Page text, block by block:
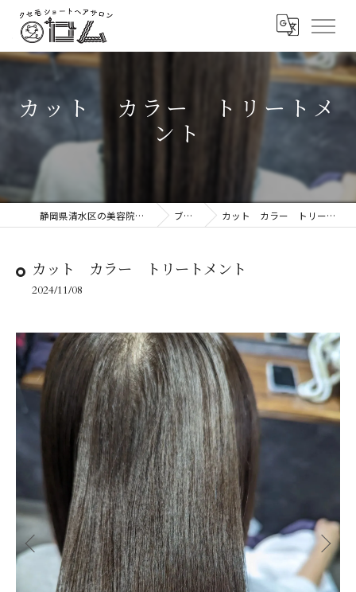
カット カラー トリートメ
ント
静岡県清水区の美容院ならロム ブログ カット カラー トリートメント
カット カラー トリートメント
2024/11/08